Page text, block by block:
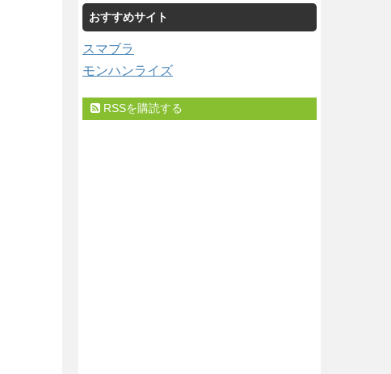
おすすめサイト
スマブラ
モンハンライズ
RSSを購読する